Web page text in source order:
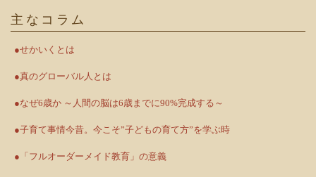
主なコラム
●せかいくとは
●真のグローバル人とは
●なぜ6歳か ～人間の脳は6歳までに90%完成する～
●子育て事情今昔。今こそ”子どもの育て方”を学ぶ時
●「フルオーダーメイド教育」の意義